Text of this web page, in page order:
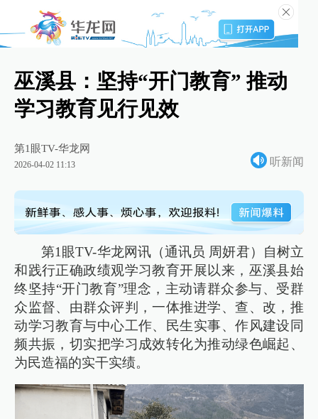
巫溪县：坚持“开门教育” 推动
学习教育见行见效
第1眼TV-华龙网
2026-04-02 11:13 听新闻
第1眼TV-华龙网讯（通讯员 周妍君）自树立
和践行正确政绩观学习教育开展以来，巫溪县始
终坚持“开门教育”理念，主动请群众参与、受群
众监督、由群众评判，一体推进学、查、改，推
动学习教育与中心工作、民生实事、作风建设同
频共振，切实把学习成效转化为推动绿色崛起、
为民造福的实干实绩。